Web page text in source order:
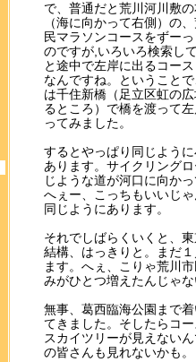
で、普通だと荒川河川敷
（海に向かって右側）の
民マラソンコースをずー
のですが,いろいろ検索し
と途中で左岸に出るコー
なんですね。ということ
は千住新橋（足立区虹の
るところ）で橋を渡って
ってみました。
するとやっぱり同じよう
あります。サイクリング
じような道が河口に向か
へぇー、こっちもいいじ
同じようにあります。
それでしばらくいくと、
結構、はっきりと。まだ
ます。へぇ、こりゃ荒川
みがひとつ増えたんじゃ
無事、葛西臨海公園まで
てきました。そしたらコ
スカイツリーが見えない
の皆さんも見れないかも。